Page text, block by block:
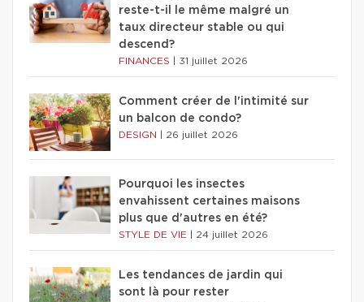
reste-t-il le même malgré un
taux directeur stable ou qui
descend?
FINANCES 31 juillet 2026
Comment créer de l'intimité sur
un balcon de condo?
DESIGN 26 juillet 2026
Pourquoi les insectes
envahissent certaines maisons
plus que d'autres en été?
STYLE DE VIE 24 juillet 2026
Les tendances de jardin qui
sont là pour rester